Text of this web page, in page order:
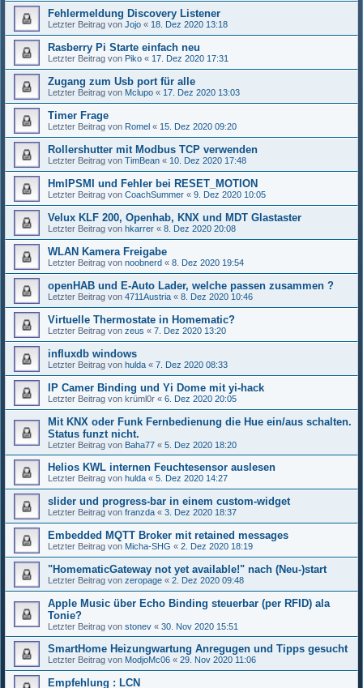
Fehlermeldung Discovery Listener
Letzter Beitrag von Jojo « 18. Dez 2020 13:18
Rasberry Pi Starte einfach neu
Letzter Beitrag von Piko « 17. Dez 2020 17:31
Zugang zum Usb port für alle
Letzter Beitrag von Mclupo « 17. Dez 2020 13:03
Timer Frage
Letzter Beitrag von Romel « 15. Dez 2020 09:20
Rollershutter mit Modbus TCP verwenden
Letzter Beitrag von TimBean « 10. Dez 2020 17:48
HmIPSMI und Fehler bei RESET_MOTION
Letzter Beitrag von CoachSummer « 9. Dez 2020 10:05
Velux KLF 200, Openhab, KNX und MDT Glastaster
Letzter Beitrag von hkarrer « 8. Dez 2020 20:08
WLAN Kamera Freigabe
Letzter Beitrag von noobnerd « 8. Dez 2020 19:54
openHAB und E-Auto Lader, welche passen zusammen ?
Letzter Beitrag von 4711Austria « 8. Dez 2020 10:46
Virtuelle Thermostate in Homematic?
Letzter Beitrag von zeus « 7. Dez 2020 13:20
influxdb windows
Letzter Beitrag von hulda « 7. Dez 2020 08:33
IP Camer Binding und Yi Dome mit yi-hack
Letzter Beitrag von krüml0r « 6. Dez 2020 20:05
Mit KNX oder Funk Fernbedienung die Hue ein/aus schalten.
Status funzt nicht.
Letzter Beitrag von Baha77 « 5. Dez 2020 18:20
Helios KWL internen Feuchtesensor auslesen
Letzter Beitrag von hulda « 5. Dez 2020 14:27
slider und progress-bar in einem custom-widget
Letzter Beitrag von franzda « 3. Dez 2020 18:37
Embedded MQTT Broker mit retained messages
Letzter Beitrag von Micha-SHG « 2. Dez 2020 18:19
"HomematicGateway not yet available!" nach (Neu-)start
Letzter Beitrag von zeropage « 2. Dez 2020 09:48
Apple Music über Echo Binding steuerbar (per RFID) ala
Tonie?
Letzter Beitrag von stonev « 30. Nov 2020 15:51
SmartHome Heizungwartung Anregugen und Tipps gesucht
Letzter Beitrag von ModjoMc06 « 29. Nov 2020 11:06
Empfehlung : LCN